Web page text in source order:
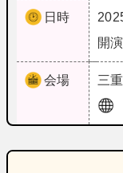
日時
開
会場 三重